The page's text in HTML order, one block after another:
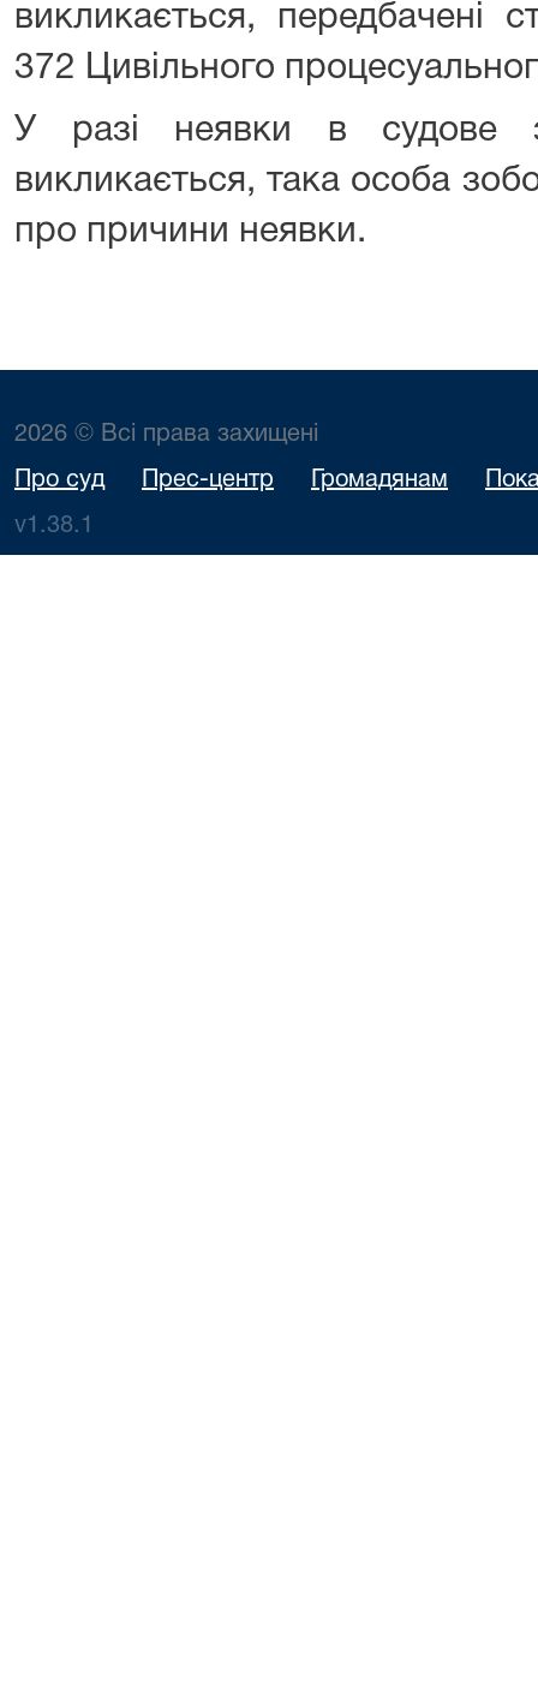
викликається, передбачені
372 Цивільного
У разі неявки в судове
викликається, така особа
про причини неявки.
2026 © Всі права захищені
Про суд Прес-центр Громадянам
v1.38.1